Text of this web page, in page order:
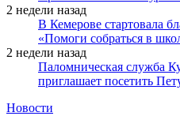
2 недели назад
В Кемерове стартовала
«Помоги собраться в
2 недели назад
Паломническая служба
приглашает посетить
Новости